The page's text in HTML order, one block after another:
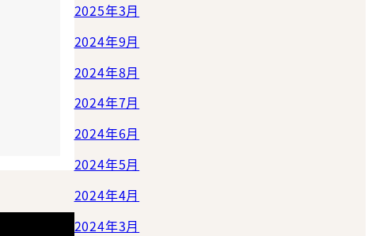
2025年3月
2024年9月
2024年8月
2024年7月
2024年6月
2024年5月
2024年4月
2024年3月